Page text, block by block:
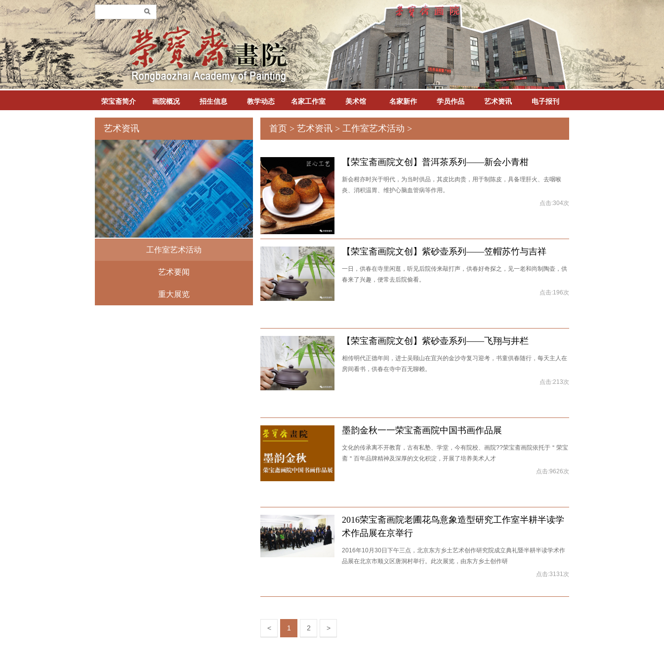
荣宝斋简介 画院概况 招生信息 教学动态 名家工作室 美术馆 名家新作 学员作品 艺术资讯 电子报刊
艺术资讯
工作室艺术活动
艺术要闻
重大展览
首页 > 艺术资讯 > 工作室艺术活动 >
【荣宝斋画院文创】普洱茶系列——新会小青柑
新会柑亦时兴于明代，为当时供品，其皮比肉贵，用于制陈皮，具备理肝火、去咽喉
炎、消积温胃、维护心脑血管病等作用。
点击:304次
【荣宝斋画院文创】紫砂壶系列——笠帽苏竹与吉祥
一日，供春在寺里闲逛，听见后院传来敲打声，供春好奇探之，见一老和尚制陶壶，供
春来了兴趣，便常去后院偷看。
点击:196次
【荣宝斋画院文创】紫砂壶系列——飞翔与井栏
相传明代正德年间，进士吴颐山在宜兴的金沙寺复习迎考，书童供春随行，每天主人在
房间看书，供春在寺中百无聊赖。
点击:213次
墨韵金秋一一荣宝斋画院中国书画作品展
文化的传承离不开教育，古有私塾、学堂，今有院校、画院??荣宝斋画院依托于＂荣宝
斋＂百年品牌精神及深厚的文化积淀，开展了培养美术人才
点击:9626次
2016荣宝斋画院老圃花鸟意象造型研究工作室半耕半读学
术作品展在京举行
2016年10月30日下午三点，北京东方乡土艺术创作研究院成立典礼暨半耕半读学术作
品展在北京市顺义区唐洞村举行。此次展览，由东方乡土创作研
点击:3131次
< 1 2 >